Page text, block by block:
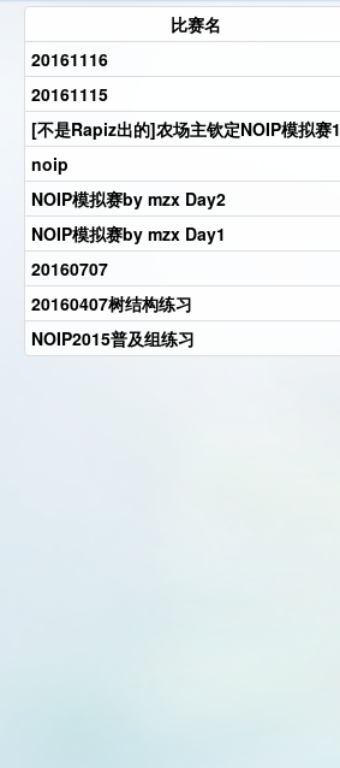
比赛名
20161116
20161115
[不是Rapiz出的]农场主钦定NOIP模拟赛1
noip
NOIP模拟赛by mzx Day2
NOIP模拟赛by mzx Day1
20160707
20160407树结构练习
NOIP2015普及组练习